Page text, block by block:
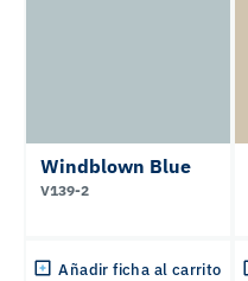
Windblown Blue
V139-2
Añadir ficha al carrito